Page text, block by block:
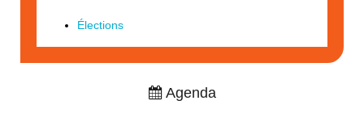
Élections
Agenda